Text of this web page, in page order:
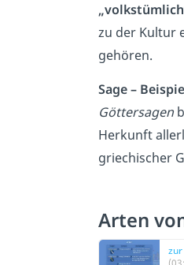
zu der Kultur
gehören.
Sage –
Göttersagen
Herkunft
griechischer
Arten